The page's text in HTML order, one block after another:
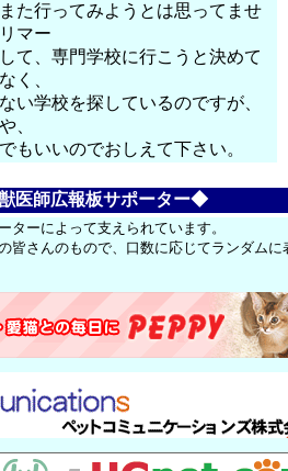
た行ってみようとは思ってませ
マー
て、専門学校に行こうと決めて
く、
い学校を探しているのですが、
、
もいいのでおしえて下さい。
医師広報板サポーター◆
ターによって支えられています。
皆さんのもので、口数に応じてランダムに